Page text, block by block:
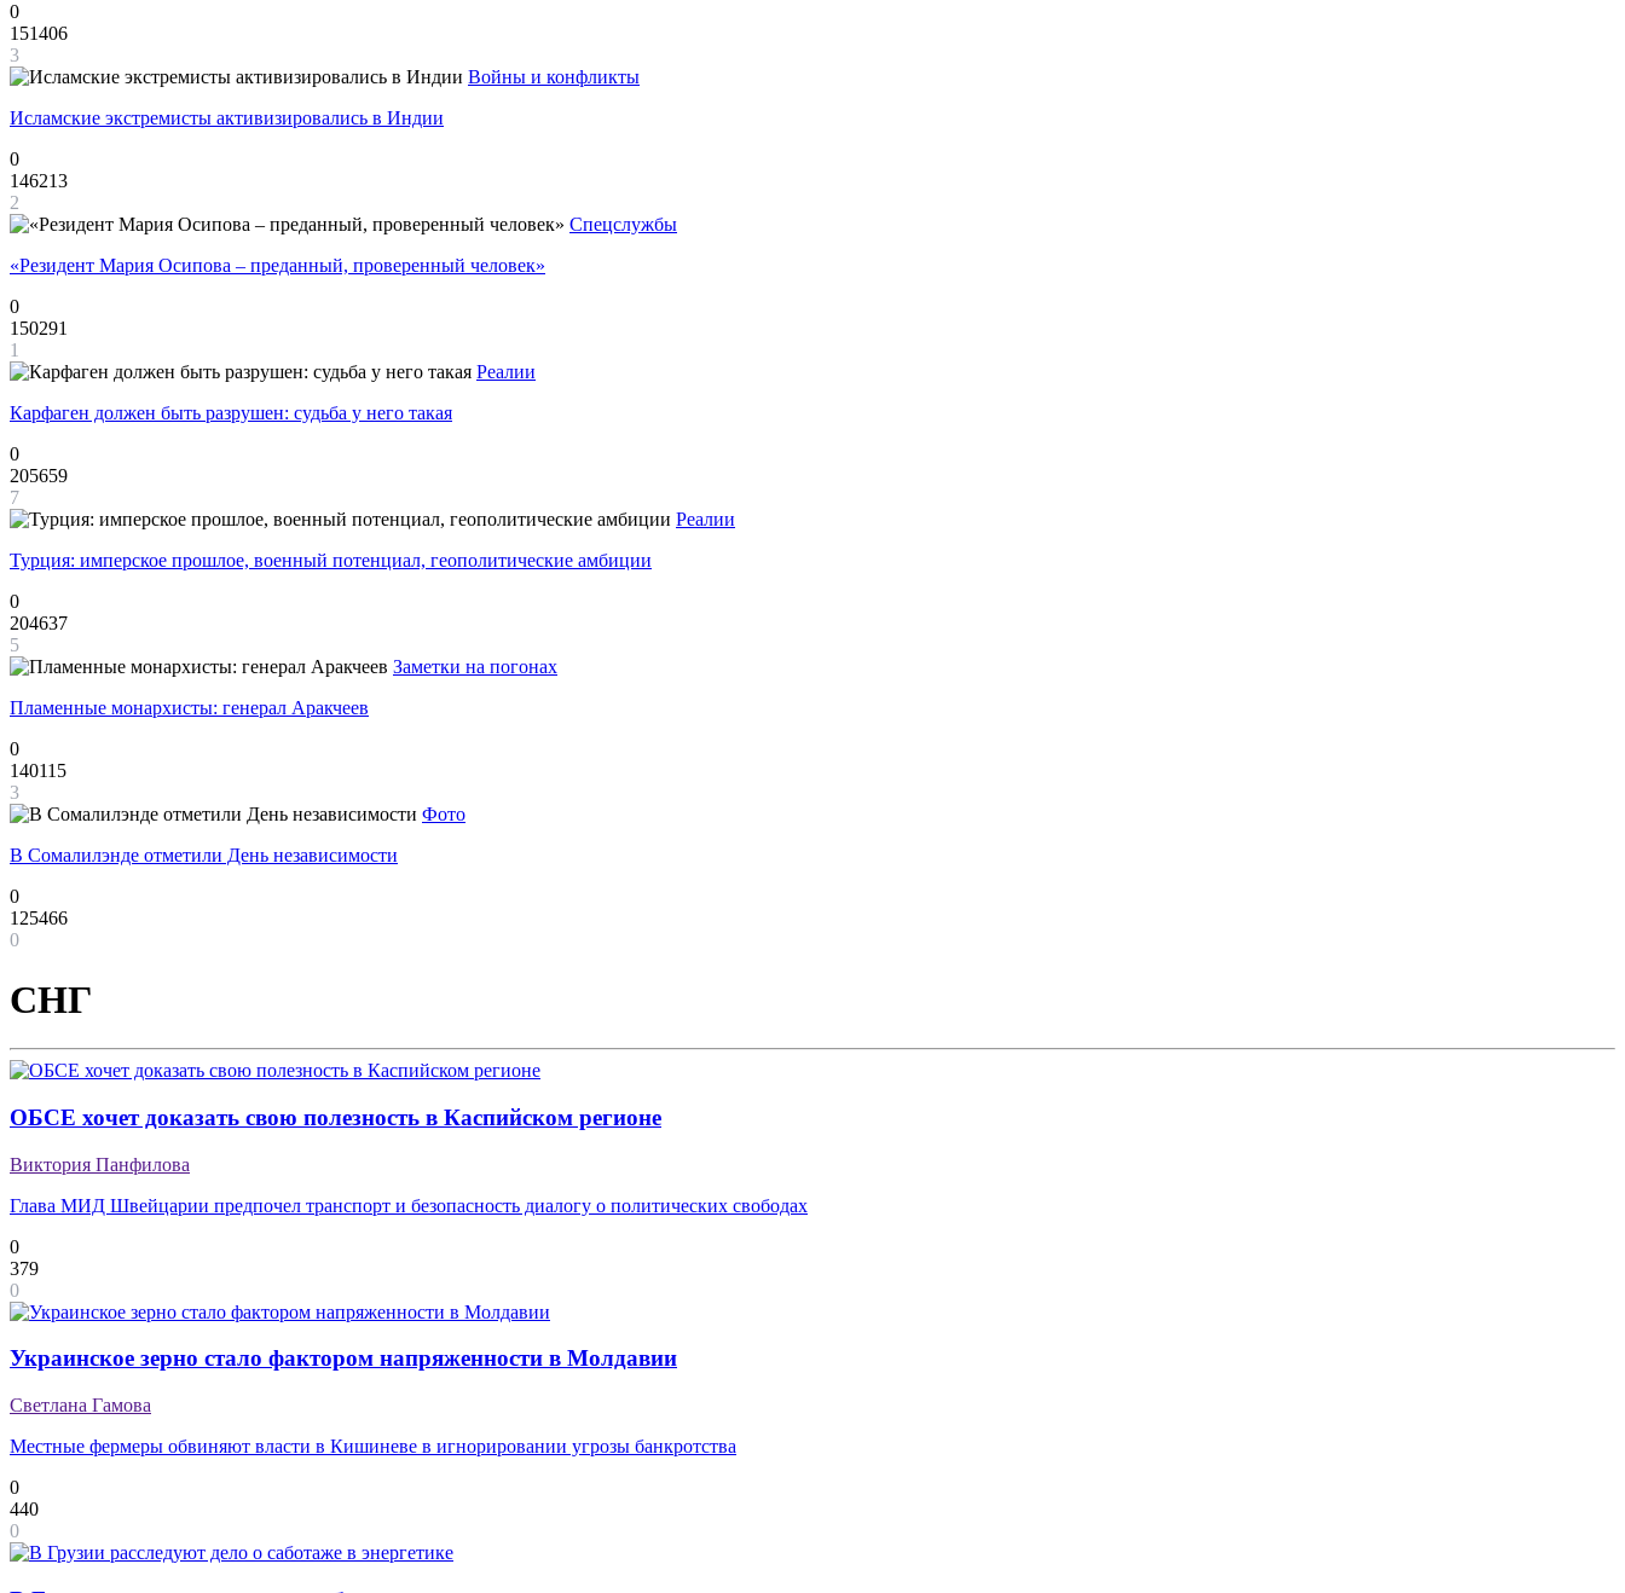
0
151406
3
Войны и конфликты
Исламские экстремисты активизировались в Индии
0
146213
2
Спецслужбы
«Резидент Мария Осипова – преданный, проверенный человек»
0
150291
1
Реалии
Карфаген должен быть разрушен: судьба у него такая
0
205659
7
Реалии
Турция: имперское прошлое, военный потенциал, геополитические амбиции
0
204637
5
Заметки на погонах
Пламенные монархисты: генерал Аракчеев
0
140115
3
Фото
В Сомалилэнде отметили День независимости
0
125466
0
СНГ
ОБСЕ хочет доказать свою полезность в Каспийском регионе
Виктория Панфилова
Глава МИД Швейцарии предпочел транспорт и безопасность диалогу о политических свободах
0
379
0
Украинское зерно стало фактором напряженности в Молдавии
Светлана Гамова
Местные фермеры обвиняют власти в Кишиневе в игнорировании угрозы банкротства
0
440
0